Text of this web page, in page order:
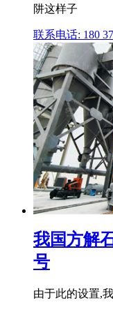
阱这样子
联系电话: 180
我国方解
号
由于此的设置,